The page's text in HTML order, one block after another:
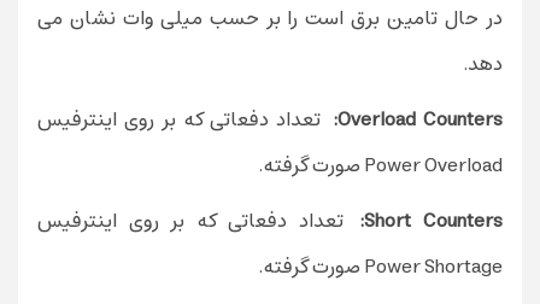
در حال تامین برق است را بر حسب میلی وات نشان می
دهد.
Overload Counters: تعداد دفعاتی که بر روی اینترفیس
Power Overload صورت گرفته.
Short Counters:
تعداد دفعاتی که بر روی اینترفیس
Power Shortage صورت گرفته.